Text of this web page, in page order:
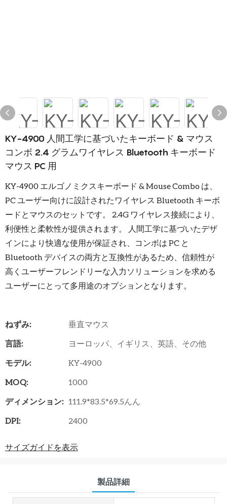
KY-4900 人間工学に基づいたキーボード & マウス
コンボ 2.4 グラムワイヤレス Bluetooth キーボード
マウス PC 用
KY-4900 エルゴノミクスキーボード & Mouse Combo は、
PC ユーザー向けに設計されたワイヤレス Bluetooth キーボ
ードとマウスのセットです。 2.4G ワイヤレス接続により、
利便性と柔軟性が提供されます。 人間工学に基づいたデザ
インにより快適な使用が保証され、コンボは PC と
Bluetooth デバイスの両方と互換性があるため、信頼性が
高くユーザーフレンドリーな入力ソリューションを求める
ユーザーにとって多用途のオプションとなります。
ねずみ:
垂直マウス
言語:
ヨーロッパ、イギリス、英語、その他
モデル:
KY-4900
MOQ:
1000
ディメンション: 111.9*83.5*69.5んん
DPI:
2400
サイズガイドを表示
製品詳細